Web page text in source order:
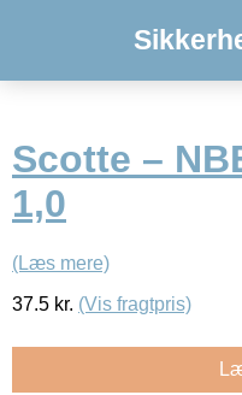
Scotte –
1,0
(Læs mere)
37.5 kr. (Vis fragtpris)